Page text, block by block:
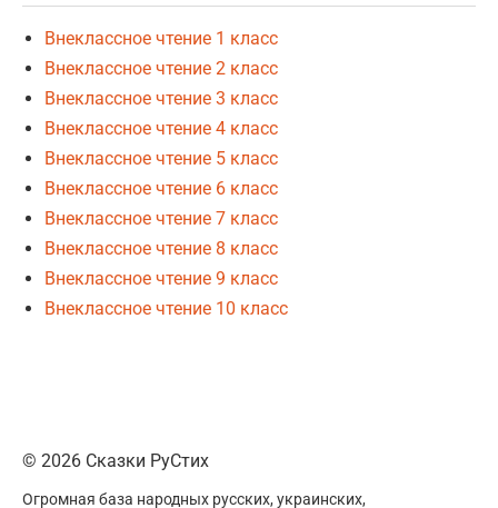
Внеклассное чтение 1 класс
Внеклассное чтение 2 класс
Внеклассное чтение 3 класс
Внеклассное чтение 4 класс
Внеклассное чтение 5 класс
Внеклассное чтение 6 класс
Внеклассное чтение 7 класс
Внеклассное чтение 8 класс
Внеклассное чтение 9 класс
Внеклассное чтение 10 класс
© 2026 Сказки РуСтих
Огромная база народных русских, украинских,